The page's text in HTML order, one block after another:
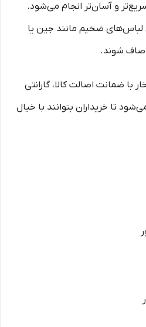
و آسان‌تر انجام می‌شود.
ضخیم مانند جین یا
صاف شوند.
با ضمانت اصالت کالا، گارانتی
تا خریداران بتوانند با خیال